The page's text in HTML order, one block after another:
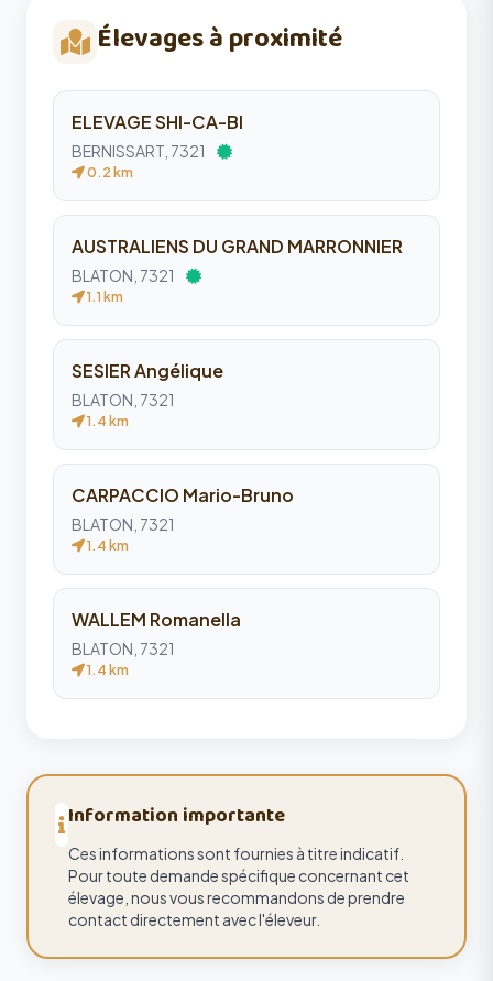
Élevages à proximité
ELEVAGE SHI-CA-BI
BERNISSART, 7321
0.2 km
AUSTRALIENS DU GRAND MARRONNIER
BLATON, 7321
1.1 km
SESIER Angélique
BLATON, 7321
1.4 km
CARPACCIO Mario-Bruno
BLATON, 7321
1.4 km
WALLEM Romanella
BLATON, 7321
1.4 km
Information importante
Ces informations sont fournies à titre indicatif.
Pour toute demande spécifique concernant cet
élevage, nous vous recommandons de prendre
contact directement avec l'éleveur.